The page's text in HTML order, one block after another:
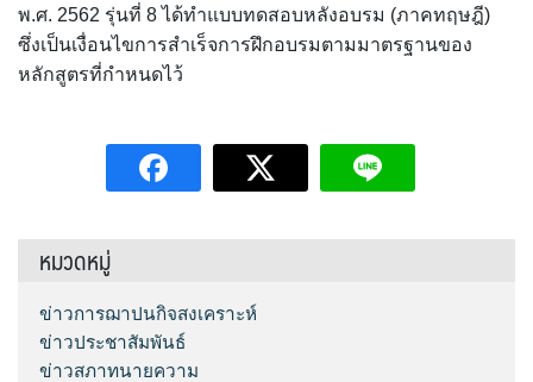
พ.ศ. 2562 รุ่นที่ 8 ได้ทำแบบทดสอบหลังอบรม (ภาคทฤษฎี)
ซึ่งเป็นเงื่อนไขการสำเร็จการฝึกอบรมตามมาตรฐานของ
หลักสูตรที่กำหนดไว้
หมวดหมู่
ข่าวการฌาปนกิจสงเคราะห์
ข่าวประชาสัมพันธ์
ข่าวสภาทนายความ